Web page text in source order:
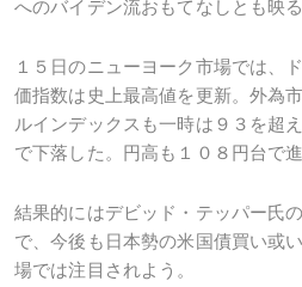
へのバイデン流おもてなしとも映る
１５日のニューヨーク市場では、
価指数は史上最高値を更新。外為
ルインデックスも一時は９３を超
で下落した。円高も１０８円台で
結果的にはデビッド・テッパー氏
で、今後も日本勢の米国債買い或
場では注目されよう。